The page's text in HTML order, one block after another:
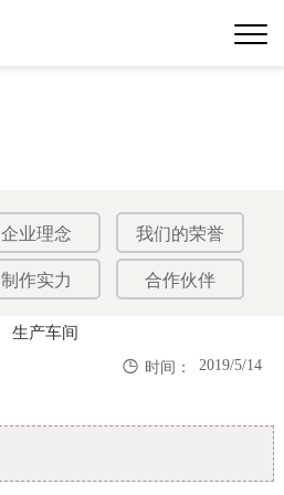
企业理念 我们的荣誉
制作实力 合作伙伴
生产车间
 时间： 2019/5/14